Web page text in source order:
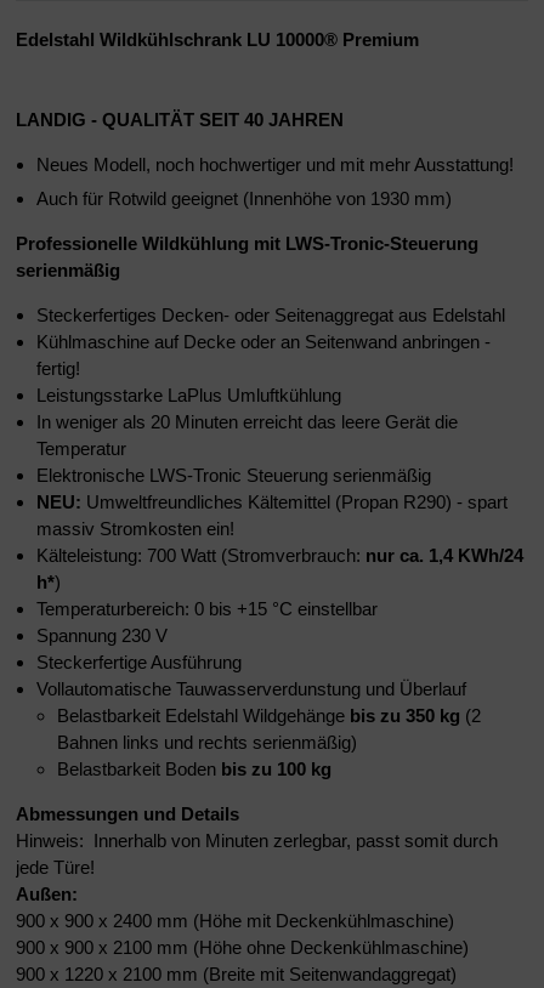
Edelstahl Wildkühlschrank LU 10000® Premium
LANDIG - QUALITÄT SEIT 40 JAHREN
Neues Modell, noch hochwertiger und mit mehr Ausstattung!
Auch für Rotwild geeignet (Innenhöhe von 1930 mm)
Professionelle Wildkühlung mit LWS-Tronic-Steuerung
serienmäßig
Steckerfertiges Decken- oder Seitenaggregat aus Edelstahl
Kühlmaschine auf Decke oder an Seitenwand anbringen -
fertig!
Leistungsstarke LaPlus Umluftkühlung
In weniger als 20 Minuten erreicht das leere Gerät die
Temperatur
Elektronische LWS-Tronic Steuerung serienmäßig
NEU: Umweltfreundliches Kältemittel (Propan R290) - spart
massiv Stromkosten ein!
Kälteleistung: 700 Watt (Stromverbrauch: nur ca. 1,4 KWh/24
h*)
Temperaturbereich: 0 bis +15 °C einstellbar
Spannung 230 V
Steckerfertige Ausführung
Vollautomatische Tauwasserverdunstung und Überlauf
Belastbarkeit Edelstahl Wildgehänge bis zu 350 kg (2
Bahnen links und rechts serienmäßig)
Belastbarkeit Boden bis zu 100 kg
Abmessungen und Details
Hinweis: Innerhalb von Minuten zerlegbar, passt somit durch
jede Türe!
Außen:
900 x 900 x 2400 mm (Höhe mit Deckenkühlmaschine)
900 x 900 x 2100 mm (Höhe ohne Deckenkühlmaschine)
900 x 1220 x 2100 mm (Breite mit Seitenwandaggregat)